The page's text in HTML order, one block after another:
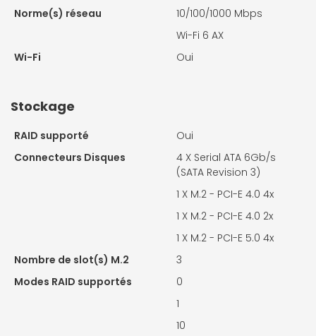
Norme(s) réseau
10/100/1000 Mbps
Wi-Fi 6 AX
Wi-Fi
Oui
Stockage
RAID supporté
Oui
Connecteurs Disques
4 X Serial ATA 6Gb/s
(SATA Revision 3)
1 X M.2 - PCI-E 4.0 4x
1 X M.2 - PCI-E 4.0 2x
1 X M.2 - PCI-E 5.0 4x
Nombre de slot(s) M.2
3
Modes RAID supportés
0
1
10